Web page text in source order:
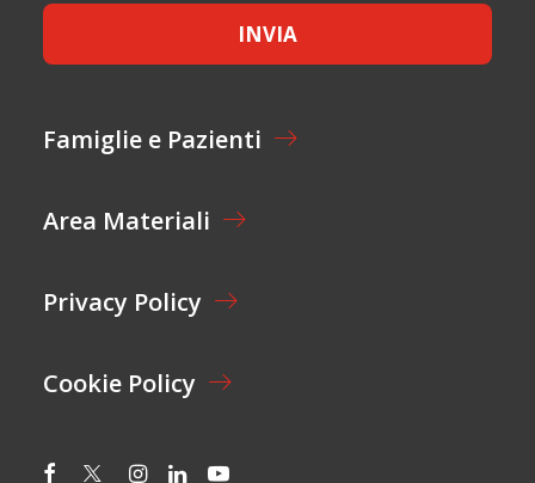
E
T
O
*
INVIA
Famiglie e Pazienti
Area Materiali
Privacy Policy
Cookie Policy